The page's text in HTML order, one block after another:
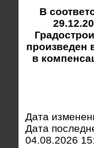
В
произведен
в
Дата
Дата
04.08.2026